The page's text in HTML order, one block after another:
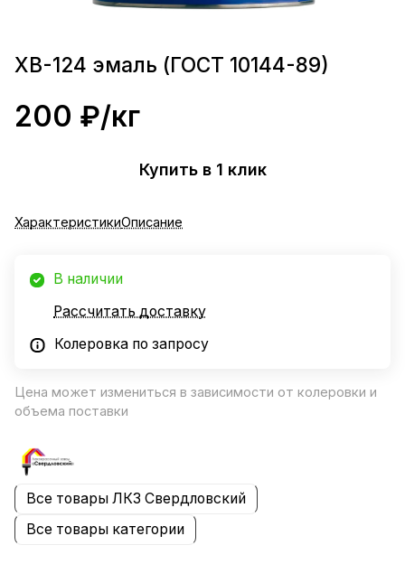
ХВ-124 эмаль (ГОСТ 10144-89)
200 ₽/кг
Купить в 1 клик
ХарактеристикиОписание
В наличии
Рассчитать доставку
Колеровка по запросу
Цена может измениться в зависимости от колеровки и
объема поставки
Все товары ЛКЗ Свердловский
Все товары категории